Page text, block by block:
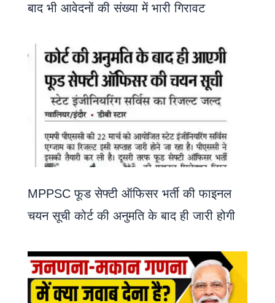
बाद भी आवेदनों की संख्या में भारी गिरावट
MPPSC फूड सेफ्टी ऑफिसर भर्ती की फाइनल
चयन सूची कोर्ट की अनुमति के बाद ही जारी होगी